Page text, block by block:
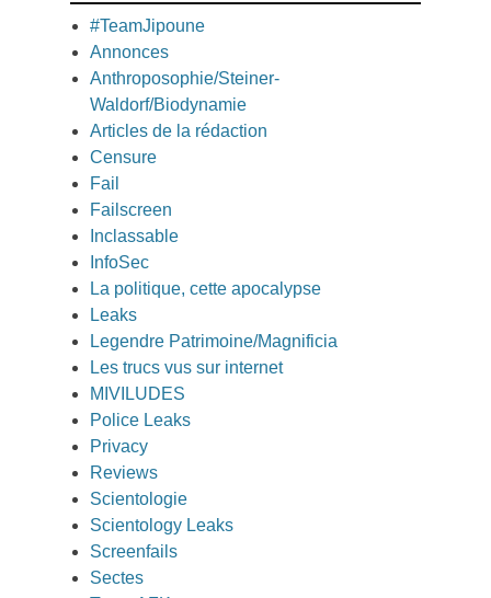
#TeamJipoune
Annonces
Anthroposophie/Steiner-
Waldorf/Biodynamie
Articles de la rédaction
Censure
Fail
Failscreen
Inclassable
InfoSec
La politique, cette apocalypse
Leaks
Legendre Patrimoine/Magnificia
Les trucs vus sur internet
MIVILUDES
Police Leaks
Privacy
Reviews
Scientologie
Scientology Leaks
Screenfails
Sectes